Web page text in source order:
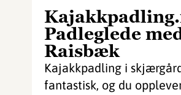
Padleglede
Raisbæk
Kajakkpadling i
fantastisk, og du